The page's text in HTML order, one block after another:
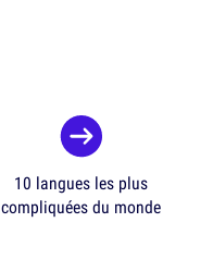
10 langues les plus
compliquées du monde